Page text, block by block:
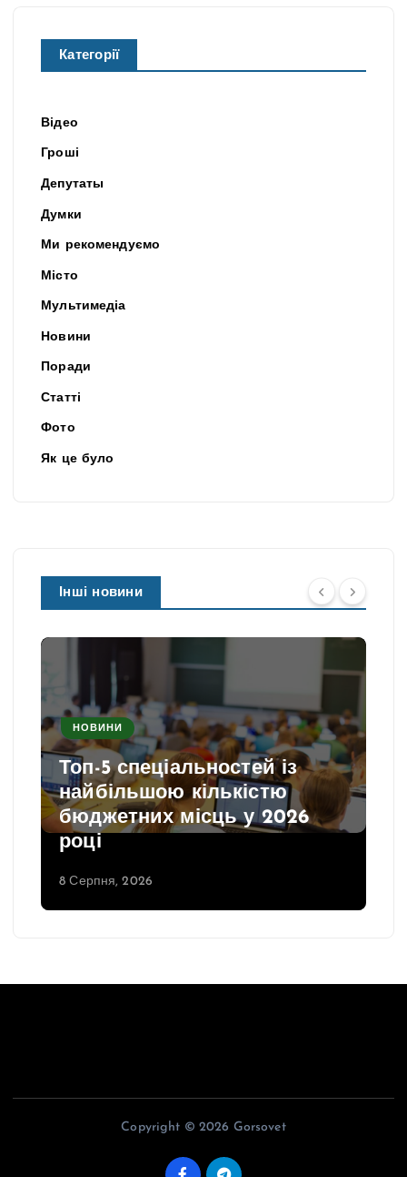
Категорії
Відео
Гроші
Депутаты
Думки
Ми рекомендуємо
Місто
Мультимедіа
Новини
Поради
Статті
Фото
Як це було
Інші новини
НОВИНИ
Топ-5 спеціальностей із
найбільшою кількістю
бюджетних місць у 2026
році
8 Серпня, 2026
Copyright © 2026 Gorsovet